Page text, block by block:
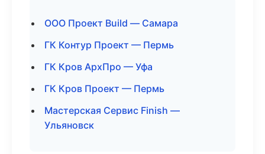
ООО Проект Build — Самара
ГК Контур Проект — Пермь
ГК Кров АрхПро — Уфа
ГК Кров Проект — Пермь
Мастерская Сервис Finish —
Ульяновск